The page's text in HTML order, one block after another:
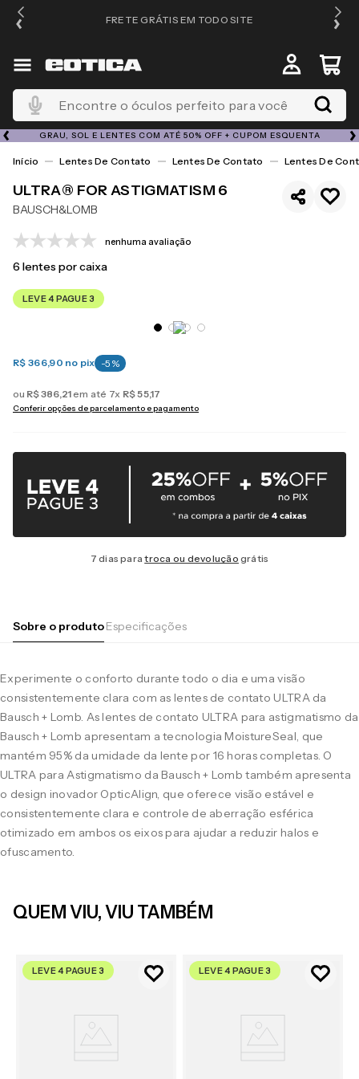
FRETE GRÁTIS EM TODO SITE
Encontre o óculos perfeito para você
GRAU, SOL E LENTES COM ATÉ 50% OFF + CUPOM ESQUENTA
Lentes De Contato Lentes De Contato Lentes De
ULTRA® FOR ASTIGMATISM 6
BAUSCH&LOMB
nenhuma avaliação
6 lentes por caixa
LEVE 4 PAGUE 3
R$ 366,90 no pix -5 %
ou R$386,21 em até 7x R$55,17
Conferir opções de parcelamento e pagamento
7 dias paratroca ou devolução grátis
Sobre o produtoEspecificações
Experimente o conforto durante todo o dia e uma visão
consistentemente clara com as lentes de contato ULTRA da
Bausch + Lomb. As lentes de contato ULTRA para astigmatismo da
Bausch + Lomb apresentam a tecnologia MoistureSeal, que
mantém 95% da umidade da lente por 16 horas completas. O
ULTRA para Astigmatismo da Bausch + Lomb também apresenta
o design inovador OpticAlign, que oferece visão estável e
consistentemente clara e controle de aberração esférica
otimizado em ambos os eixos para ajudar a reduzir halos e
ofuscamento.
QUEM VIU, VIU TAMBÉM
LEVE 4 PAGUE 3 LEVE 4 PAGUE 3